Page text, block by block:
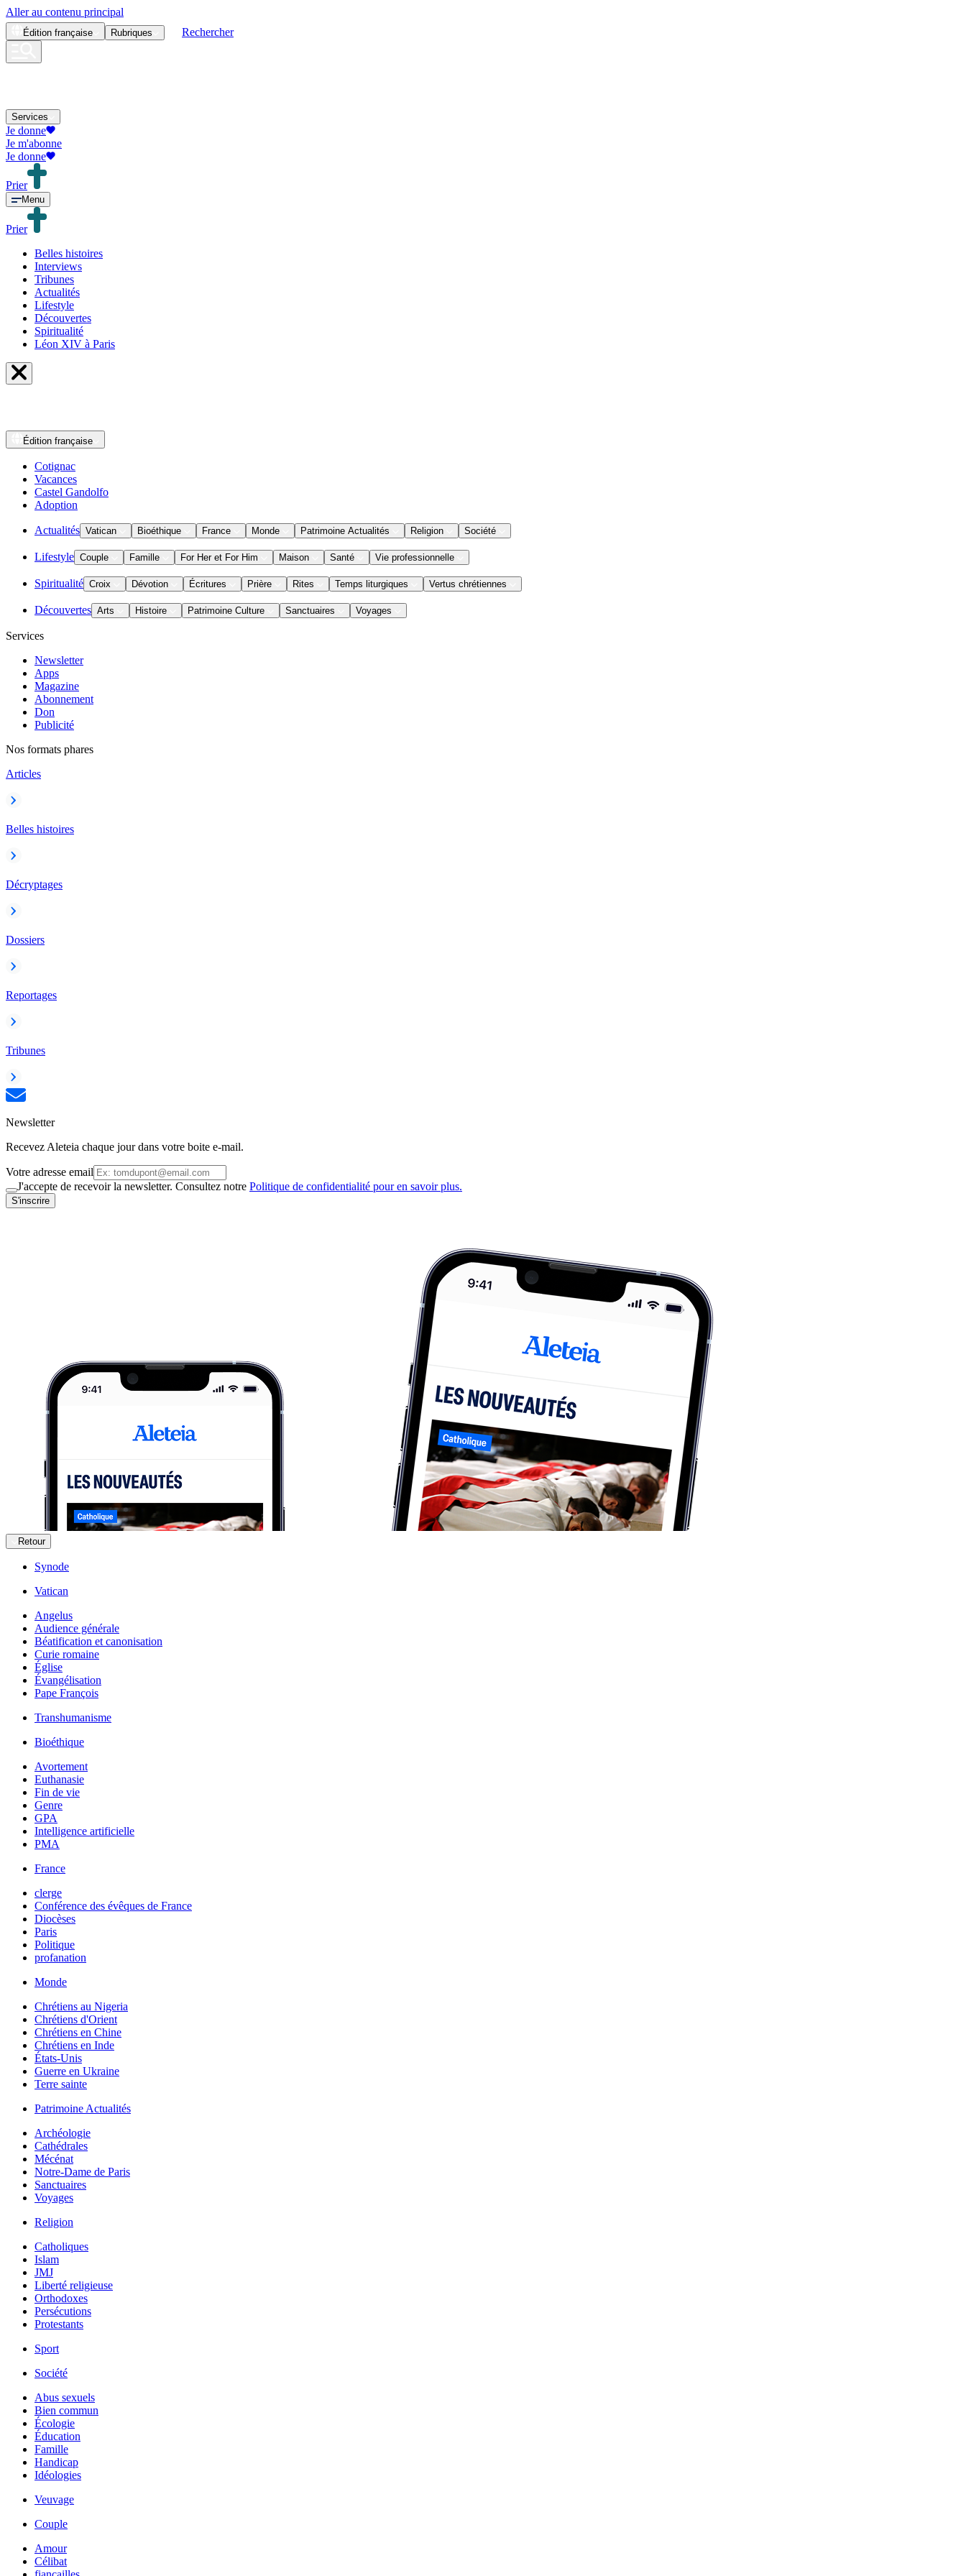
Aller au contenu principal
Édition française Rubriques Rechercher
Services
Je donne
Je m'abonne
Je donne
Prier
Menu
Prier
Belles histoires
Interviews
Tribunes
Actualités
Lifestyle
Découvertes
Spiritualité
Léon XIV à Paris
Édition française
Cotignac
Vacances
Castel Gandolfo
Adoption
Actualités Vatican Bioéthique France Monde Patrimoine Actualités Religion Société
Lifestyle Couple Famille For Her et For Him Maison Santé Vie professionnelle
Spiritualité Croix Dévotion Écritures Prière Rites Temps liturgiques Vertus chrétiennes
Découvertes Arts Histoire Patrimoine Culture Sanctuaires Voyages
Services
Newsletter
Apps
Magazine
Abonnement
Don
Publicité
Nos formats phares
Articles
Belles histoires
Décryptages
Dossiers
Reportages
Tribunes
Newsletter
Recevez Aleteia chaque jour dans votre boite e-mail.
Votre adresse email
J'accepte de recevoir la newsletter. Consultez notre Politique de confidentialité pour en savoir plus.
S'inscrire
Retour
Synode
Vatican
Angelus
Audience générale
Béatification et canonisation
Curie romaine
Église
Évangélisation
Pape François
Transhumanisme
Bioéthique
Avortement
Euthanasie
Fin de vie
Genre
GPA
Intelligence artificielle
PMA
France
clerge
Conférence des évêques de France
Diocèses
Paris
Politique
profanation
Monde
Chrétiens au Nigeria
Chrétiens d'Orient
Chrétiens en Chine
Chrétiens en Inde
États-Unis
Guerre en Ukraine
Terre sainte
Patrimoine Actualités
Archéologie
Cathédrales
Mécénat
Notre-Dame de Paris
Sanctuaires
Voyages
Religion
Catholiques
Islam
JMJ
Liberté religieuse
Orthodoxes
Persécutions
Protestants
Sport
Société
Abus sexuels
Bien commun
Écologie
Éducation
Famille
Handicap
Idéologies
Veuvage
Couple
Amour
Célibat